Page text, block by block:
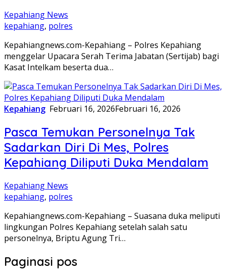
Kepahiang News
kepahiang, polres
Kepahiangnews.com-Kepahiang – Polres Kepahiang
menggelar Upacara Serah Terima Jabatan (Sertijab) bagi
Kasat Intelkam beserta dua…
Kepahiang Februari 16, 2026Februari 16, 2026
Pasca Temukan Personelnya Tak
Sadarkan Diri Di Mes, Polres
Kepahiang Diliputi Duka Mendalam
Kepahiang News
kepahiang, polres
Kepahiangnews.com-Kepahiang – Suasana duka meliputi
lingkungan Polres Kepahiang setelah salah satu
personelnya, Briptu Agung Tri…
Paginasi pos